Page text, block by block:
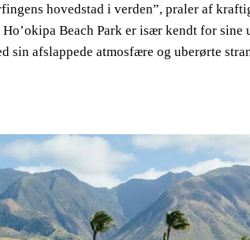
hovedstad i verden”, praler af
Beach Park er især kendt for
sin afslappede atmosfære og uberørte